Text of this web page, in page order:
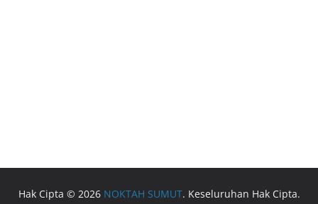
Hak Cipta © 2026 NOKTAH SUMUT. Keseluruhan Hak Cipta.